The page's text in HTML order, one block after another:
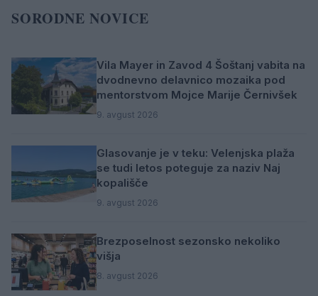
SORODNE NOVICE
Vila Mayer in Zavod 4 Šoštanj vabita na
dvodnevno delavnico mozaika pod
mentorstvom Mojce Marije Černivšek
9. avgust 2026
Glasovanje je v teku: Velenjska plaža
se tudi letos poteguje za naziv Naj
kopališče
9. avgust 2026
Brezposelnost sezonsko nekoliko
višja
8. avgust 2026